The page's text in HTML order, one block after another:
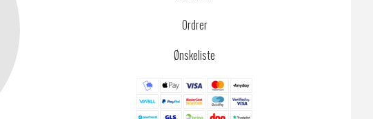
Ordrer
Ønskeliste